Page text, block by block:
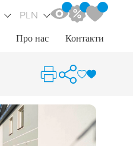
PLN
Про нас Контакти